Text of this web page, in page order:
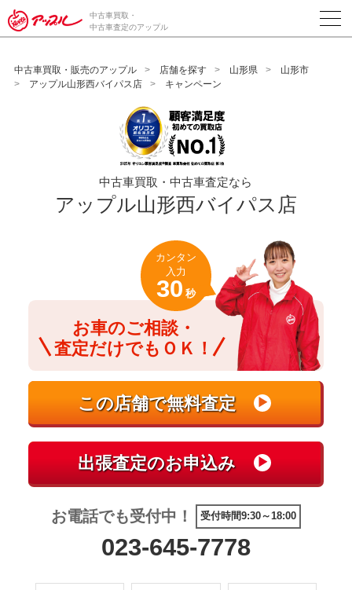
/*ABテスト_新規査定フォームの為のCVボタン*/
中古車買取・
中古車査定のアップル
中古車買取・販売のアップル 店舗を探す 山形県
山形市
アップル山形西バイパス店
キャンペーン
中古車買取・中古車査定なら
アップル山形西バイパス店
お車のご相談・
査定だけでもＯＫ！
カンタン
入力
30 秒
お電話でも受付中！ 受付時間9:30～18:00
023-645-7778